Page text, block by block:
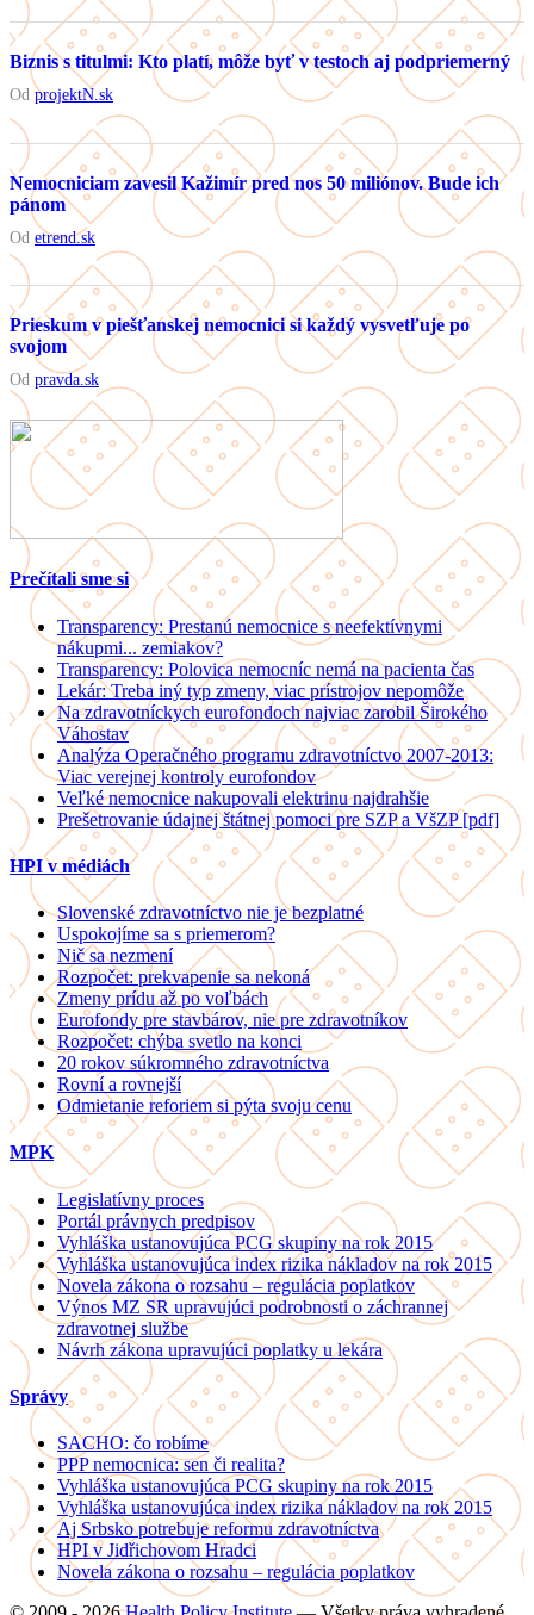
Biznis s titulmi: Kto platí, môže byť v testoch aj podpriemerný
Od projektN.sk
Nemocniciam zavesil Kažimír pred nos 50 miliónov. Bude ich
pánom
Od etrend.sk
Prieskum v piešťanskej nemocnici si každý vysvetľuje po
svojom
Od pravda.sk
Prečítali sme si
Transparency: Prestanú nemocnice s neefektívnymi
nákupmi... zemiakov?
Transparency: Polovica nemocníc nemá na pacienta čas
Lekár: Treba iný typ zmeny, viac prístrojov nepomôže
Na zdravotníckych eurofondoch najviac zarobil Širokého
Váhostav
Analýza Operačného programu zdravotníctvo 2007-2013:
Viac verejnej kontroly eurofondov
Veľké nemocnice nakupovali elektrinu najdrahšie
Prešetrovanie údajnej štátnej pomoci pre SZP a VšZP [pdf]
HPI v médiách
Slovenské zdravotníctvo nie je bezplatné
Uspokojíme sa s priemerom?
Nič sa nezmení
Rozpočet: prekvapenie sa nekoná
Zmeny prídu až po voľbách
Eurofondy pre stavbárov, nie pre zdravotníkov
Rozpočet: chýba svetlo na konci
20 rokov súkromného zdravotníctva
Rovní a rovnejší
Odmietanie reforiem si pýta svoju cenu
MPK
Legislatívny proces
Portál právnych predpisov
Vyhláška ustanovujúca PCG skupiny na rok 2015
Vyhláška ustanovujúca index rizika nákladov na rok 2015
Novela zákona o rozsahu – regulácia poplatkov
Výnos MZ SR upravujúci podrobnosti o záchrannej
zdravotnej službe
Návrh zákona upravujúci poplatky u lekára
Správy
SACHO: čo robíme
PPP nemocnica: sen či realita?
Vyhláška ustanovujúca PCG skupiny na rok 2015
Vyhláška ustanovujúca index rizika nákladov na rok 2015
Aj Srbsko potrebuje reformu zdravotníctva
HPI v Jidřichovom Hradci
Novela zákona o rozsahu – regulácia poplatkov